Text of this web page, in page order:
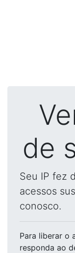
de
Seu IP fez
acessos
conosco.
Para liberar o
responda ao